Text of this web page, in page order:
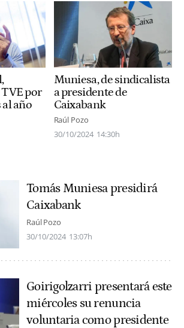
por
año
Muniesa, de sindicalista
a presidente de
Caixabank
Raúl Pozo
30/10/2024 14:30h
Tomás Muniesa presidirá
Caixabank
Raúl Pozo
30/10/2024 13:07h
Goirigolzarri presentará este
miércoles su renuncia
voluntaria como presidente